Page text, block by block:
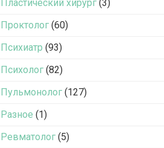
Пластический хирург (3)
Проктолог (60)
Психиатр (93)
Психолог (82)
Пульмонолог (127)
Разное (1)
Ревматолог (5)